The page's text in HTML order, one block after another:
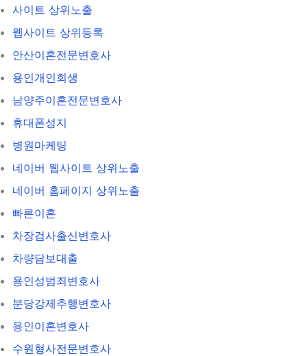
사이트 상위노출
웹사이트 상위등록
안산이혼전문변호사
용인개인회생
남양주이혼전문변호사
휴대폰성지
병원마케팅
네이버 웹사이트 상위노출
네이버 홈페이지 상위노출
빠른이혼
차장검사출신변호사
차량담보대출
용인성범죄변호사
분당강제추행변호사
용인이혼변호사
수원형사전문변호사